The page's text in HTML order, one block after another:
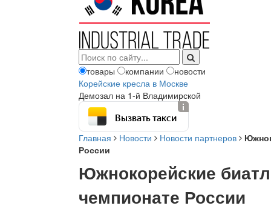
товары компании
новости
Корейские кресла в Москве
Демозал на 1-й Владимирской
Вызвать такси
Главная Новости Новости партнеров
России
Южнокорейские
чемпионате России